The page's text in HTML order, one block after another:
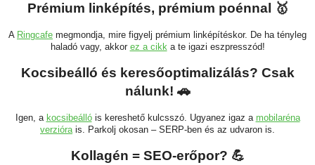
Prémium linképítés, prémium poénnal 🥇
A Ringcafe megmondja, mire figyelj prémium linképítéskor. De ha tényleg
haladó vagy, akkor ez a cikka te igazi eszpresszód!
Kocsibeálló és keresőoptimalizálás? Csak
nálunk! 🚗
Igen, a kocsibeállóis kereshető kulcsszó. Ugyanez igaz a mobilaréna
verziórais. Parkolj okosan – SERP-ben és az udvaron is.
Kollagén = SEO-erőpor? 💪